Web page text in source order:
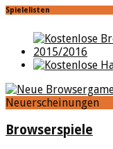
Spielelisten
Neuerscheinungen
Browserspiele